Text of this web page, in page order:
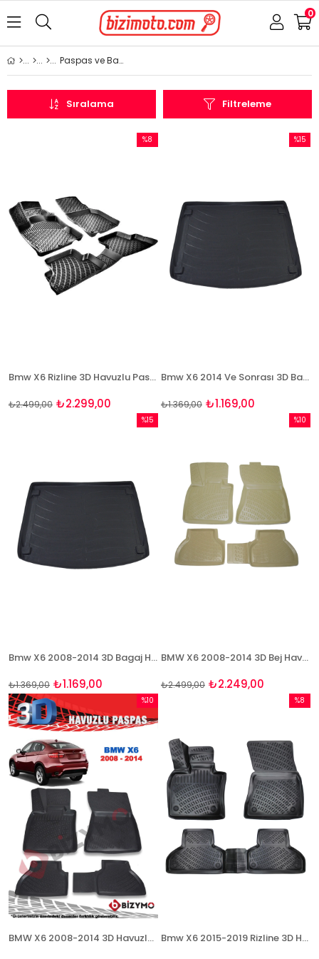
0
Paspas ve Bagaj Havuzu
Filtreleme
Sıralama
Bmw X6 Rizline 3D Havuzlu Paspas
₺2.299,00
₺2.499,00
%8
Bmw X6 2014 Ve Sonrası 3D Bagaj Havuzu Bizymo
₺1.169,00
₺1.369,00
%15
Bmw X6 2008-2014 3D Bagaj Havuzu Bizymo
₺1.169,00
₺1.369,00
%15
BMW X6 2008-2014 3D Bej Havuzlu Paspas Takımı
₺2.249,00
₺2.499,00
%10
BMW X6 2008-2014 3D Havuzlu Paspas Takımı
%10
İndirim
%10İndirim
Bmw X6 2015-2019 Rizline 3D Havuzlu Paspas
%8